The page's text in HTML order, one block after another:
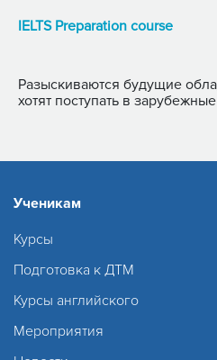
IELTS Preparation course
Разыскиваются будущие
хотят поступать в
Ученикам
Курсы
Подготовка к ДТМ
Курсы английского
Мероприятия